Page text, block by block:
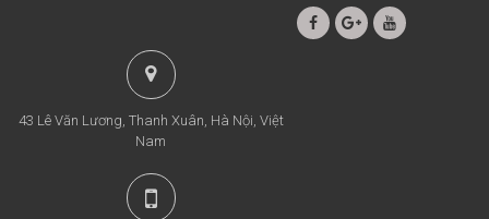
43 Lê Văn Lương, Thanh Xuân, Hà Nội, Việt
Nam